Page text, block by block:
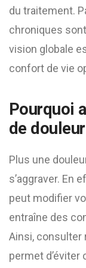
du traitement.
chroniques
vision globale
confort de vie
Pourquoi
de
Plus une
s’aggraver. En
peut modifier
entraîne des
Ainsi, consulter
permet d’éviter